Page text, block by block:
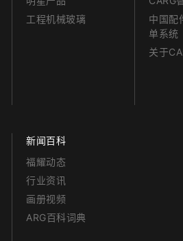
工程机械玻璃
中国配
单系统
关于
新闻百科
福耀动态
行业资讯
画册视频
ARG百科词典